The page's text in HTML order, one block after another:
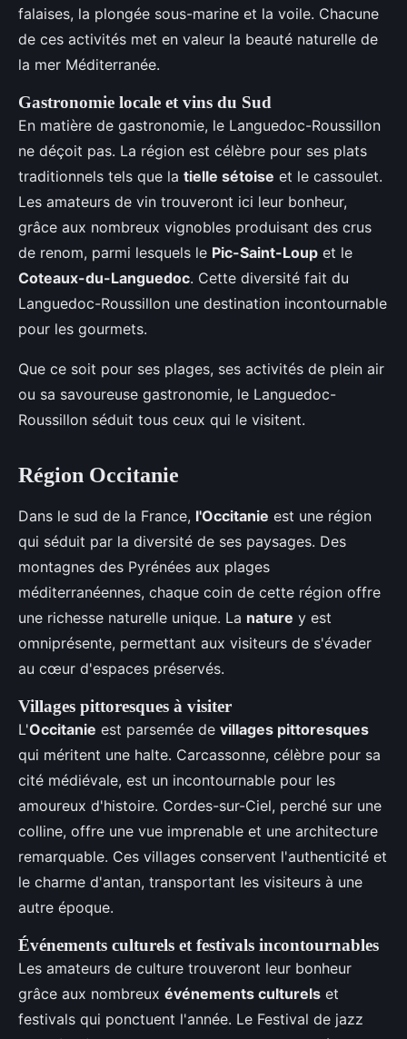
falaises, la plongée sous-marine et la voile. Chacune
de ces activités met en valeur la beauté naturelle de
la mer Méditerranée.
Gastronomie locale et vins du Sud
En matière de gastronomie, le Languedoc-Roussillon
ne déçoit pas. La région est célèbre pour ses plats
traditionnels tels que la tielle sétoise et le cassoulet.
Les amateurs de vin trouveront ici leur bonheur,
grâce aux nombreux vignobles produisant des crus
de renom, parmi lesquels le Pic-Saint-Loup et le
Coteaux-du-Languedoc. Cette diversité fait du
Languedoc-Roussillon une destination incontournable
pour les gourmets.
Que ce soit pour ses plages, ses activités de plein air
ou sa savoureuse gastronomie, le Languedoc-
Roussillon séduit tous ceux qui le visitent.
Région Occitanie
Dans le sud de la France, l'Occitanie est une région
qui séduit par la diversité de ses paysages. Des
montagnes des Pyrénées aux plages
méditerranéennes, chaque coin de cette région offre
une richesse naturelle unique. La nature y est
omniprésente, permettant aux visiteurs de s'évader
au cœur d'espaces préservés.
Villages pittoresques à visiter
L'Occitanie est parsemée de villages pittoresques
qui méritent une halte. Carcassonne, célèbre pour sa
cité médiévale, est un incontournable pour les
amoureux d'histoire. Cordes-sur-Ciel, perché sur une
colline, offre une vue imprenable et une architecture
remarquable. Ces villages conservent l'authenticité et
le charme d'antan, transportant les visiteurs à une
autre époque.
Événements culturels et festivals incontournables
Les amateurs de culture trouveront leur bonheur
grâce aux nombreux événements culturels et
festivals qui ponctuent l'année. Le Festival de jazz